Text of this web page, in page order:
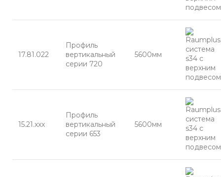
17.81.022
Профиль
вертикальный
серии 720
5600мм
15.21.ххх
Профиль
вертикальный
серии 653
5600мм